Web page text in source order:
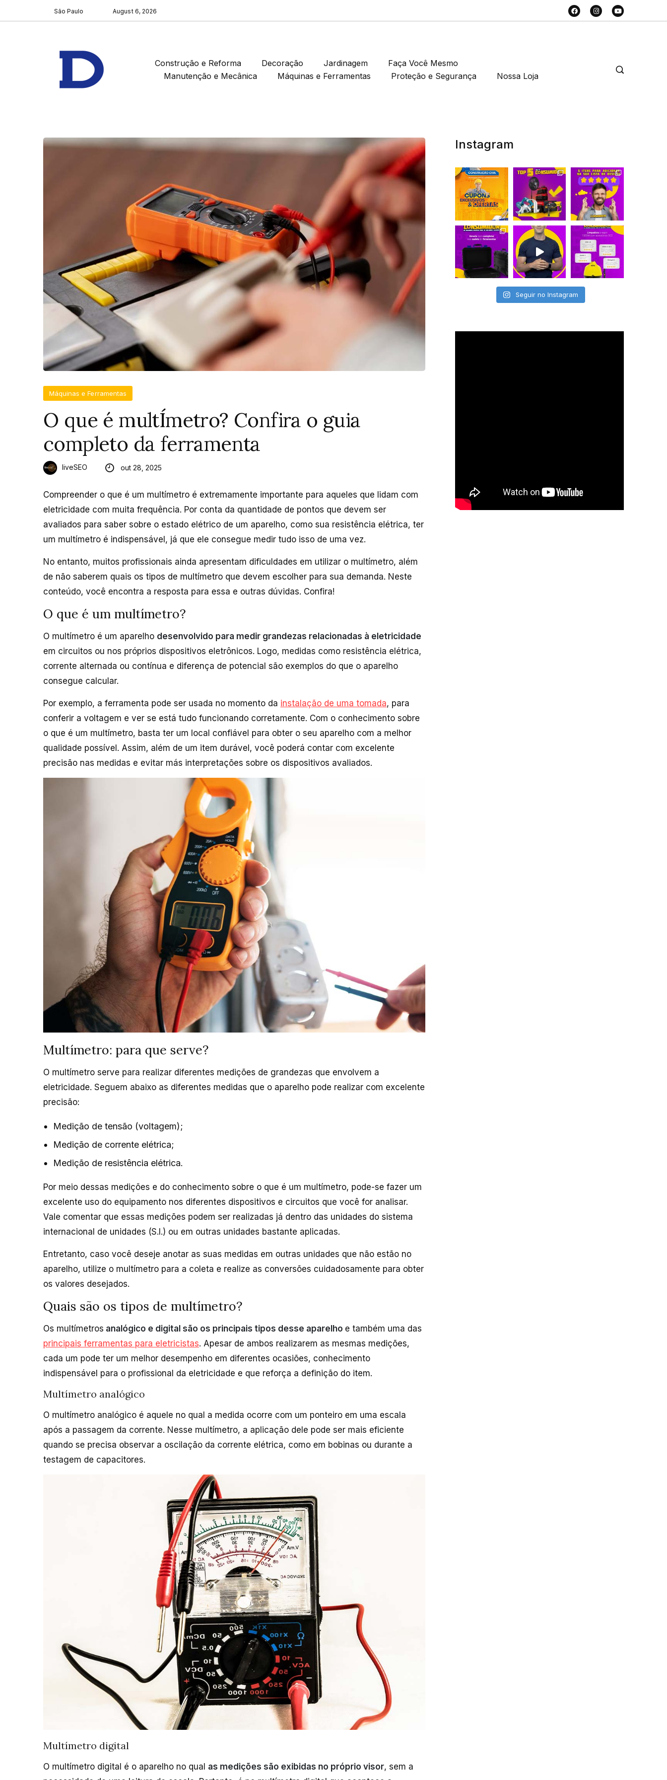
São Paulo August 6, 2026
Construção e Reforma Decoração Jardinagem
Faça Você Mesmo
Manutenção e Mecânica
Máquinas e Ferramentas Proteção e Segurança Nossa Loja
Máquinas e Ferramentas
O que é multÍmetro? Confira o guia
completo da ferramenta
liveSEO out 28, 2025
Compreender o que é um multímetro é extremamente importante para aqueles que lidam com
eletricidade com muita frequência. Por conta da quantidade de pontos que devem ser
avaliados para saber sobre o estado elétrico de um aparelho, como sua resistência elétrica, ter
um multímetro é indispensável, já que ele consegue medir tudo isso de uma vez.
No entanto, muitos profissionais ainda apresentam dificuldades em utilizar o multímetro, além
de não saberem quais os tipos de multímetro que devem escolher para sua demanda. Neste
conteúdo, você encontra a resposta para essa e outras dúvidas. Confira!
O que é um multímetro?
O multímetro é um aparelho desenvolvido para medir grandezas relacionadas à eletricidade
em circuitos ou nos próprios dispositivos eletrônicos. Logo, medidas como resistência elétrica,
corrente alternada ou contínua e diferença de potencial são exemplos do que o aparelho
consegue calcular.
Por exemplo, a ferramenta pode ser usada no momento da instalação de uma tomada, para
conferir a voltagem e ver se está tudo funcionando corretamente. Com o conhecimento sobre
o que é um multímetro, basta ter um local confiável para obter o seu aparelho com a melhor
qualidade possível. Assim, além de um item durável, você poderá contar com excelente
precisão nas medidas e evitar más interpretações sobre os dispositivos avaliados.
Multímetro: para que serve?
O multímetro serve para realizar diferentes medições de grandezas que envolvem a
eletricidade. Seguem abaixo as diferentes medidas que o aparelho pode realizar com excelente
precisão:
Medição de tensão (voltagem);
Medição de corrente elétrica;
Medição de resistência elétrica.
Por meio dessas medições e do conhecimento sobre o que é um multímetro, pode-se fazer um
excelente uso do equipamento nos diferentes dispositivos e circuitos que você for analisar.
Vale comentar que essas medições podem ser realizadas já dentro das unidades do sistema
internacional de unidades (S.I.) ou em outras unidades bastante aplicadas.
Entretanto, caso você deseje anotar as suas medidas em outras unidades que não estão no
aparelho, utilize o multímetro para a coleta e realize as conversões cuidadosamente para obter
os valores desejados.
Quais são os tipos de multímetro?
Os multímetros analógico e digital são os principais tipos desse aparelho e também uma das
principais ferramentas para eletricistas. Apesar de ambos realizarem as mesmas medições,
cada um pode ter um melhor desempenho em diferentes ocasiões, conhecimento
indispensável para o profissional da eletricidade e que reforça a definição do item.
Multímetro analógico
O multímetro analógico é aquele no qual a medida ocorre com um ponteiro em uma escala
após a passagem da corrente. Nesse multímetro, a aplicação dele pode ser mais eficiente
quando se precisa observar a oscilação da corrente elétrica, como em bobinas ou durante a
testagem de capacitores.
Multímetro digital
O multímetro digital é o aparelho no qual as medições são exibidas no próprio visor, sem a
Instagram
Seguir no Instagram